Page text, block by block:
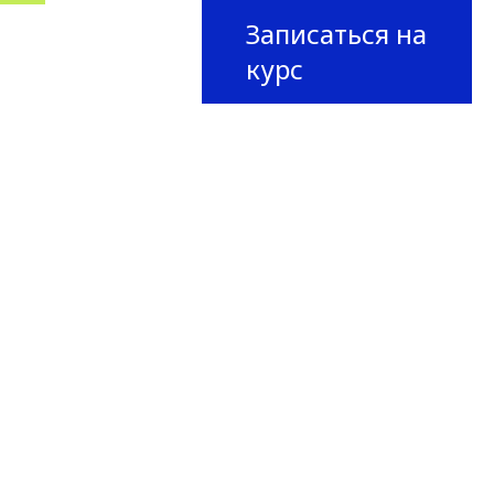
Записаться на
курс